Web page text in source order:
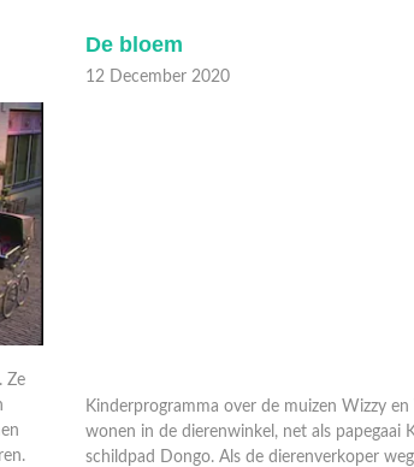
Ze
De bloem
12 December 2020
Kinderprogramma over de muizen Wizzy
wonen in de dierenwinkel, net als papegaai
schildpad Dongo. Als de dierenverkoper